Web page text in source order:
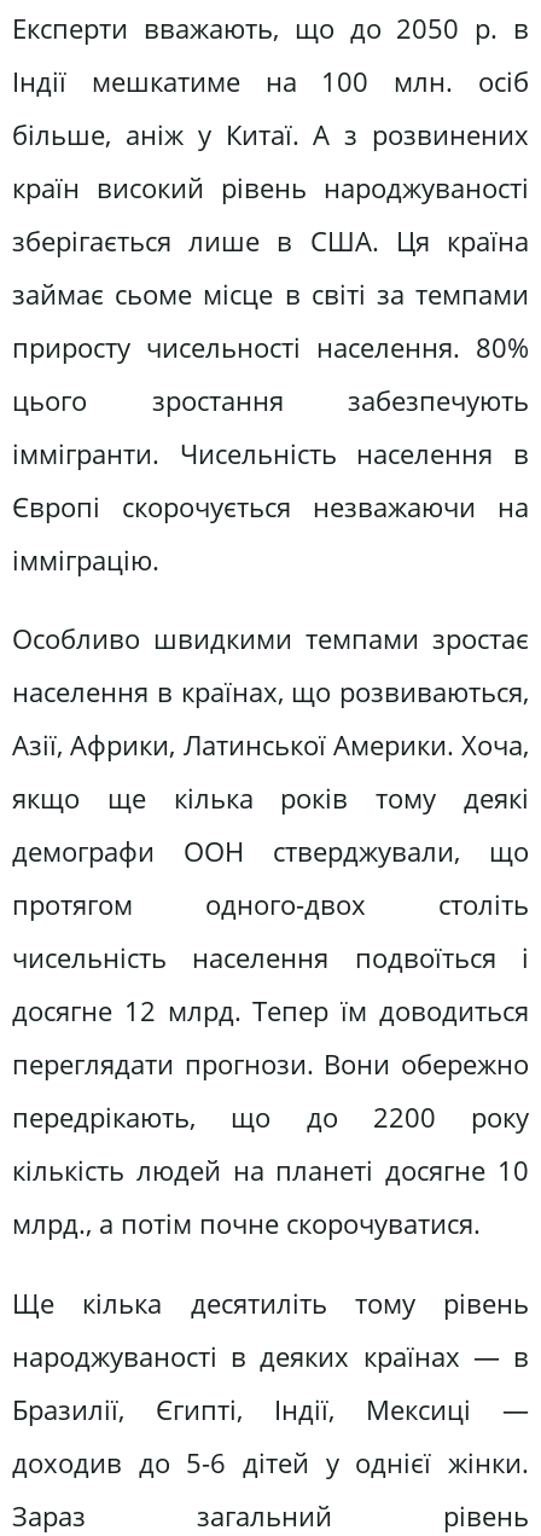
Експерти вважають, що до 2050 р. в
Індії мешкатиме на 100 млн. осіб
більше, аніж у Китаї. А з розвинених
країн високий рівень народжуваності
зберігається лише в США. Ця країна
займає сьоме місце в світі за темпами
приросту чисельності населення. 80%
цього зростання забезпечують
іммігранти. Чисельність населення в
Європі скорочується незважаючи на
імміграцію.
Особливо швидкими темпами зростає
населення в країнах, що розвиваються,
Азії, Африки, Латинської Америки. Хоча,
якщо ще кілька років тому деякі
демографи ООН стверджували, що
протягом одного-двох століть
чисельність населення подвоїться і
досягне 12 млрд. Тепер їм доводиться
переглядати прогнози. Вони обережно
передрікають, що до 2200 року
кількість людей на планеті досягне 10
млрд., а потім почне скорочуватися.
Ще кілька десятиліть тому рівень
народжуваності в деяких країнах — в
Бразилії, Єгипті, Індії, Мексиці —
доходив до 5-6 дітей у однієї жінки.
Зараз загальний рівень